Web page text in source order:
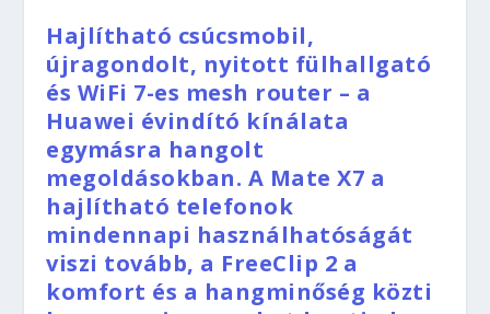
Hajlítható csúcsmobil,
újragondolt, nyitott fülhallgató
és WiFi 7-es mesh router – a
Huawei évindító kínálata
egymásra hangolt
megoldásokban. A Mate X7 a
hajlítható telefonok
mindennapi használhatóságát
viszi tovább, a FreeClip 2 a
komfort és a hangminőség közti